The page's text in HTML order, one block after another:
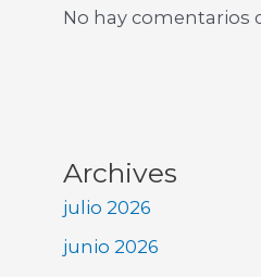
No hay comentarios
Archives
julio 2026
junio 2026